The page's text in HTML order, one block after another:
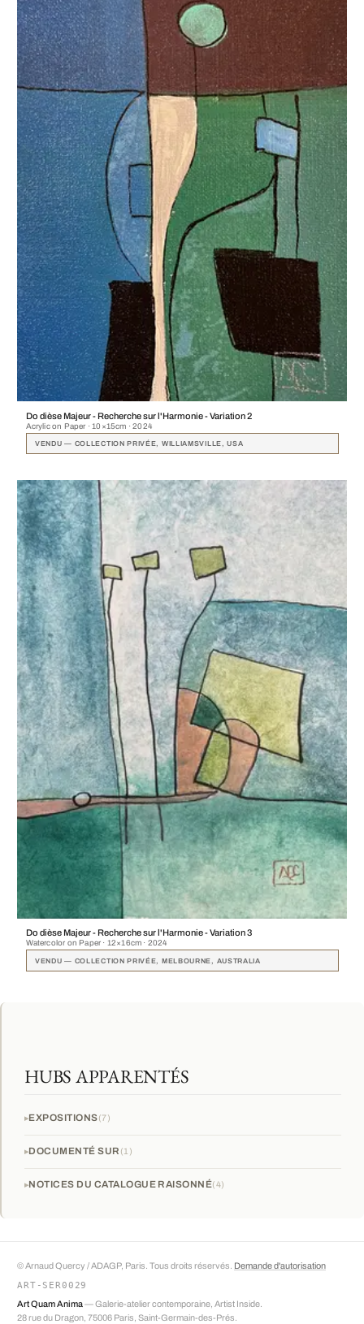
Do dièse Majeur - Recherche sur l'Harmonie - Variation 2
Acrylic on Paper · 10×15cm · 2024
VENDU — COLLECTION PRIVÉE, WILLIAMSVILLE, USA
Do dièse Majeur - Recherche sur l'Harmonie - Variation 3
Watercolor on Paper · 12×16cm · 2024
VENDU — COLLECTION PRIVÉE, MELBOURNE, AUSTRALIA
HUBS APPARENTÉS
EXPOSITIONS 7
DOCUMENTÉ SUR 1
NOTICES DU CATALOGUE RAISONNÉ 4
© Arnaud Quercy / ADAGP, Paris. Tous droits réservés. Demande d'autorisation
ART-SER0029
Art Quam Anima— Galerie-atelier contemporaine, Artist Inside.
28 rue du Dragon, 75006 Paris, Saint-Germain-des-Prés.